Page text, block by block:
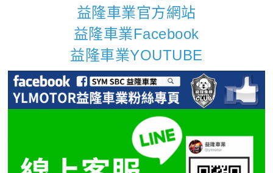
益隆車業官方網站
益隆車業Facebook
益隆車業YOUTUBE